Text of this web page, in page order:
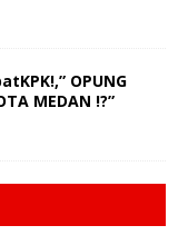
OPUNG
MEDAN !?”